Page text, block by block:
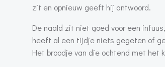
zit en opnieuw geeft hij antwoord.
De naald zit niet goed voor een
heeft al een tijdje niets gegeten of
Het broodje van die ochtend met het